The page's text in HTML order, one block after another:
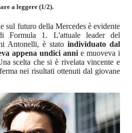
a leggere (1/2).
sul futuro della Mercedes è evidente
Formula 1. L'attuale leader del
Antonelli, è stato individuato dal
appena undici anni e muoveva i
scelta che si è rivelata vincente e
nei risultati ottenuti dal giovane